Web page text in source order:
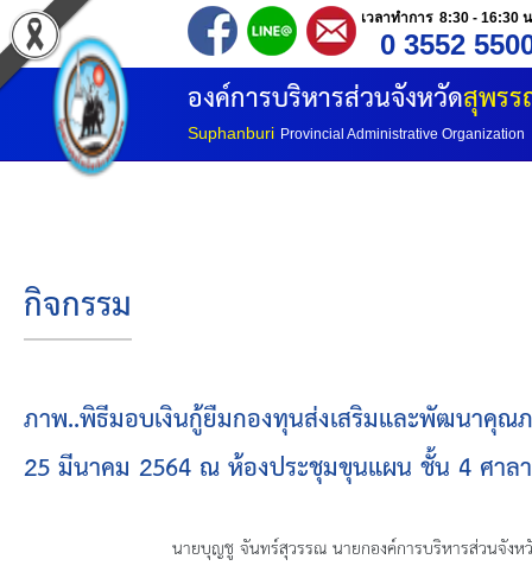
เวลาทำการ 8:30 - 16:30
0 3552
องค์การบริหารส่วนจังหวัดสุพร
Suphanburi Provincial Administrative Organization
หน้าแรก
ประวัติ อบจ
โครงสร้างองค์กร
โครงสร้างการแบ่งส่วนราชการ
วิสัยทัศน์
ยุทธศาสตร์การพัฒนา
กิจกรรม
ภาพ..พิธีมอบเงินกู้ยืมกองทุนส่งเสริมและพัฒนาคุณ
25 มีนาคม 2564 ณ ห้องประชุมขุนแผน ชั้น 4 ศาล
นายบุญชู จันทร์สุวรรณ นายกองค์การบริหารส่วนจังหวัดสุ